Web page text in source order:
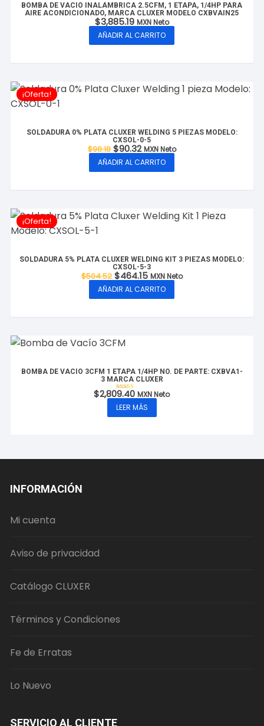
BOMBA DE VACÍO INALÁMBRICA 2.5CFM, 1 ETAPA, 1/4HP PARA
AIRE ACONDICIONADO, MARCA CLUXER MODELO CXBVAIN25
$3,885.19 MXN Neto
AÑADIR AL CARRITO
¡Oferta!
SOLDADURA 0% PLATA CLUXER WELDING 5 PIEZAS MODELO:
CXSOL-0-5
$98.18 El
precio
original
era:
$90.32El
precio
actual
es:
MXN Neto
AÑADIR AL CARRITO
¡Oferta!
SOLDADURA 5% PLATA CLUXER WELDING KIT 3 PIEZAS MODELO:
CXSOL-5-3
$504.52 El
precio
original
era:
$464.15El
precio
actual
es:
MXN Neto
AÑADIR AL CARRITO
BOMBA DE VACÍO 3CFM 1 ETAPA 1/4HP NO. DE PARTE: CXBVA1-
3 MARCA CLUXER
Valorado con
de 5
$2,809.40 MXN Neto
LEER MÁS
INFORMACIÓN
Mi cuenta
Aviso de privacidad
Catálogo CLUXER
Términos y Condiciones
Fe de Erratas
Lo Nuevo
SERVICIO AL CLIENTE